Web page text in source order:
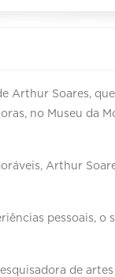
Arthur Soares,
no Museu da
Arthur
pessoais, o
de